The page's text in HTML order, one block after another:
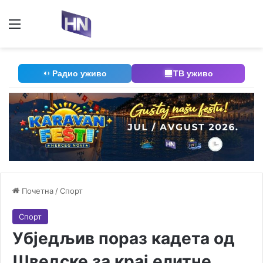
Радио уживо ТВ уживо
Почетна /Спорт
Спорт
Убједљив пораз кадета од